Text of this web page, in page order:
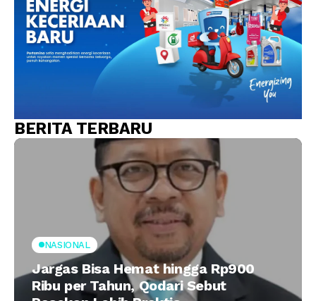
BERITA TERBARU
NASIONAL
Jargas Bisa Hemat hingga Rp900
Ribu per Tahun, Qodari Sebut